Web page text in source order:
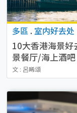
多區 . 室内好去处
10大香港海景
景餐厅/海上酒吧
文 : 呂晞頌